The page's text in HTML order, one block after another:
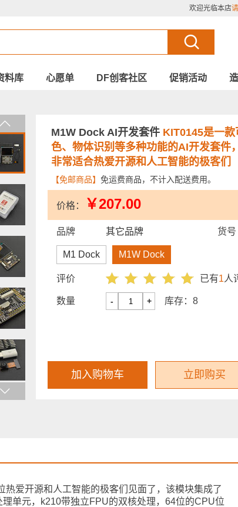
欢迎光临本店
料库 心愿单 DF创客社区 促销活动
M1W Dock AI开发套件 KIT0145是一
色、物体识别等多种功能的AI开发套件
非常适合热爱开源和人工智能的极客们
【免邮商品】 免运费商品，不计入配送费用。
价格： ￥207.00
品牌 其它品牌 货号
M1 Dock M1W Dock
评价 已有1人
数量 - + 库存： 8
加入购物车 立即购买
爱开源和人工智能的极客们见面了，该模块集成了
单元，k210带独立FPU的双核处理，64位的CPU位